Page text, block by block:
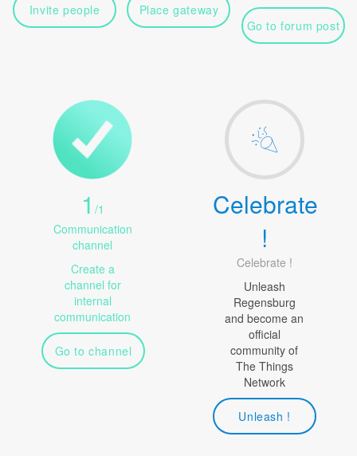
Invite people Place gateway
Go to forum post
1 /1
Communication
channel
Create a
channel for
internal
communication
Go to channel
Celebrate
!
Celebrate !
Unleash
Regensburg
and become an
official
community of
The Things
Network
Unleash !